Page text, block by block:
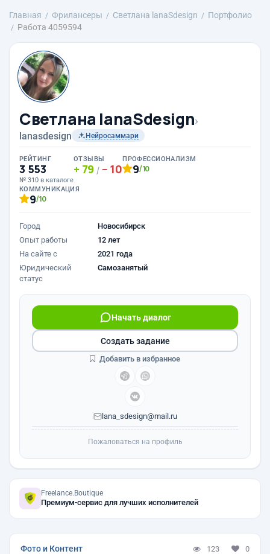
Главная Фрилансеры Светлана lanaSdesign
Портфолио
Работа 4059594
Светлана lanaSdesign›
lanasdesign Нейросаммари
РЕЙТИНГ
3 553
№ 310 в каталоге
ОТЗЫВЫ
79 / 10
ПРОФЕССИОНАЛИЗМ
9/10
КОММУНИКАЦИЯ
9/10
Город
Новосибирск
Опыт работы
12 лет
На сайте с
2021 года
Юридический
статус
Самозанятый
Начать диалог
lana_sdesign@mail.ru
Создать задание
Добавить в избранное
Пожаловаться на профиль
Freelance.Boutique
Премиум-сервис для лучших исполнителей
Фото и Контент 123 0